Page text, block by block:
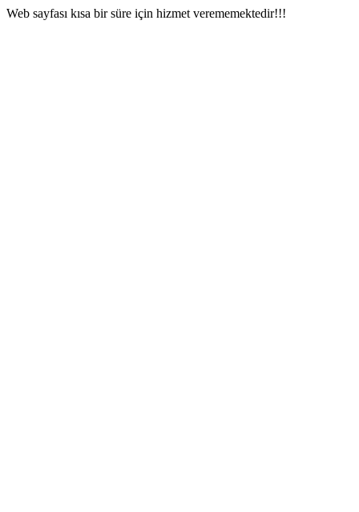
Web sayfası kısa bir süre için hizmet verememektedir!!!